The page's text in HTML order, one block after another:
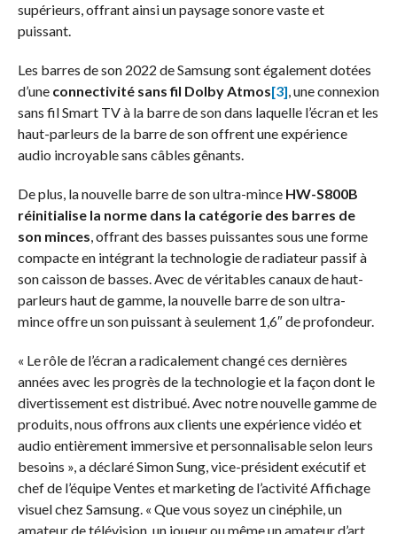
supérieurs, offrant ainsi un paysage sonore vaste et
puissant.
Les barres de son 2022 de Samsung sont également dotées
d’une connectivité sans fil Dolby Atmos[3], une connexion
sans fil Smart TV à la barre de son dans laquelle l’écran et les
haut-parleurs de la barre de son offrent une expérience
audio incroyable sans câbles gênants.
De plus, la nouvelle barre de son ultra-mince HW-S800B
réinitialise la norme dans la catégorie des barres de
son minces, offrant des basses puissantes sous une forme
compacte en intégrant la technologie de radiateur passif à
son caisson de basses. Avec de véritables canaux de haut-
parleurs haut de gamme, la nouvelle barre de son ultra-
mince offre un son puissant à seulement 1,6″ de profondeur.
« Le rôle de l’écran a radicalement changé ces dernières
années avec les progrès de la technologie et la façon dont le
divertissement est distribué. Avec notre nouvelle gamme de
produits, nous offrons aux clients une expérience vidéo et
audio entièrement immersive et personnalisable selon leurs
besoins », a déclaré Simon Sung, vice-président exécutif et
chef de l’équipe Ventes et marketing de l’activité Affichage
visuel chez Samsung. « Que vous soyez un cinéphile, un
amateur de télévision, un joueur ou même un amateur d’art,